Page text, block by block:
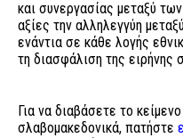
και συνεργασίας μεταξύ
αξίες την αλληλεγγύη
ενάντια σε κάθε λογής
τη διασφάλιση της ειρήνης
Για να διαβάσετε το
σλαβομακεδονικά, πατήστε